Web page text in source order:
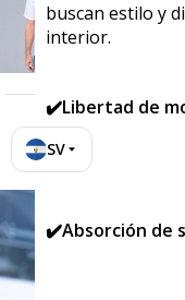
SV
buscan estilo y
interior.
✔️Libertad de
✔️Absorción de